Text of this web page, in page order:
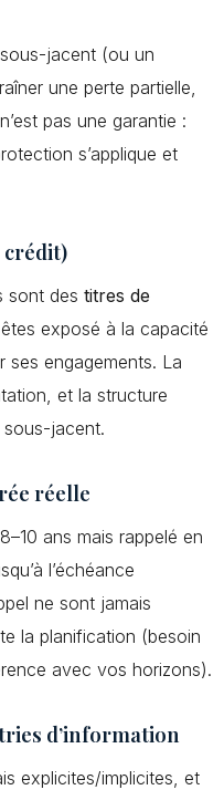
jacent (ou un
une perte partielle,
pas une garantie :
s’applique et
crédit)
sont des titres de
exposé à la capacité
ses engagements. La
et la structure
jacent.
réelle
ans mais rappelé en
l’échéance
ne sont jamais
la planification (besoin
avec vos horizons).
d’information
explicites/implicites, et